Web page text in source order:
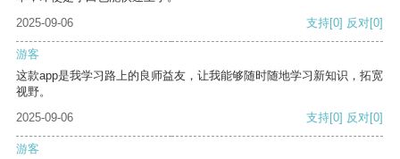
2025-09-06
支持[0] 反对[0]
游客
这款app是我学习路上的良师益友，让我能够随时随地学习新知识，拓宽
视野。
2025-09-06
支持[0] 反对[0]
游客